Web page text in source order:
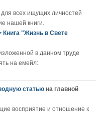
всех ищущих личностей
нашей книги.
Книга "Жизнь в Свете
в данном труде
на емейл:
статью на главной
восприятие и отношение к